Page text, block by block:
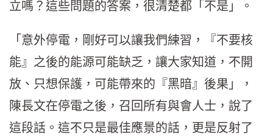
立嗎？這些問題的答案，很清楚都「不是」。
「意外停電，剛好可以讓我們練習，『不要核
能』之後的能源可能缺乏，讓大家知道，不開
放、只想保護，可能帶來的『黑暗』後果」，
陳長文在停電之後，召回所有與會人士，說了
這段話。這不只是最佳應景的話，更是反射了